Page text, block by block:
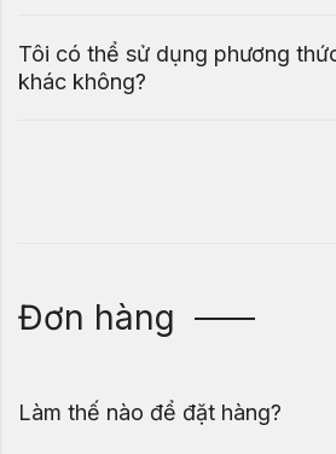
Tôi có thể sử dụng phương
khác không?
Đơn hàng
Làm thế nào để đặt hàng?